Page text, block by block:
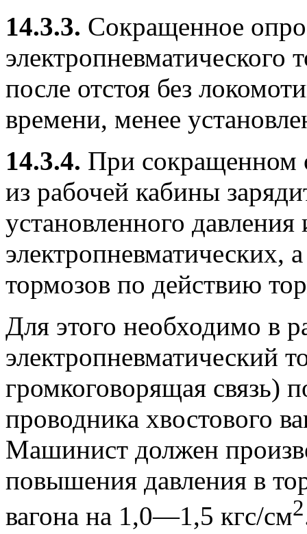
14.3.3. Сокращенное
электропневматического
после отстоя без
времени, менее
14.3.4. При сокращенном
из рабочей кабины
установленного
электропневматических,
тормозов по действию
Для этого необходимо в
электропневматический
громкоговорящая связь)
проводника хвостового
Машинист должен
повышения давления в
вагона на 1,0—1,5 кгс/см2